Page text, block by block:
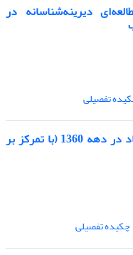
دیرینه‌شناسانه در
تفصیلی
مبانی معرفتی میزان ورود دولت به اقتصاد در دهه 1360 (با تمرکز بر
چکیده تفصیلی